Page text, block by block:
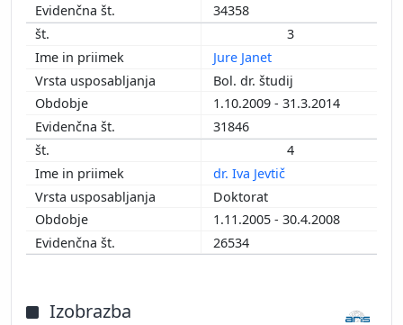
34358
3
Jure Janet
Bol. dr. študij
1.10.2009 - 31.3.2014
31846
4
dr. Iva Jevtič
Doktorat
1.11.2005 - 30.4.2008
26534
Izobrazba